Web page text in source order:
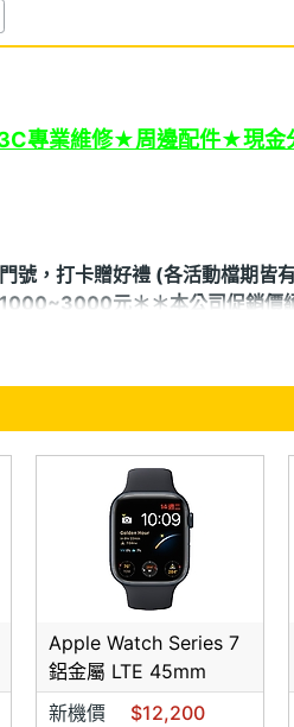
專業維修★周邊配件★現
號，打卡贈好禮 (各活動檔期皆
元＊＊本公司促銷價
公司可吸收解約金，歡迎來店(
各個產品一律全新未拆封(非整新
請電洽或LINE洽詢，如有錯誤
明為比價王網友＊如果沒有表明
在購買。謝謝!
是 "現金 最低價"
先詢問是否有貨，若無來店付款
，造成不便敬請見諒，謝謝。
及顏色會隨著進貨價格不同而波
，謝謝。
成與店家確認後.就無法再更換
Apple Watch Series 7
鋁金屬 LTE 45mm
新機價
$12,200